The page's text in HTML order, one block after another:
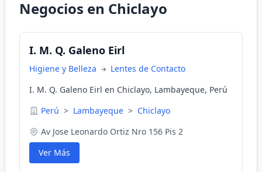
Negocios en Chiclayo
I. M. Q. Galeno Eirl
Higiene y Belleza
Lentes de Contacto
I. M. Q. Galeno Eirl en Chiclayo, Lambayeque, Perú
Perú > Lambayeque > Chiclayo
Av Jose Leonardo Ortiz Nro 156 Pis 2
Ver Más